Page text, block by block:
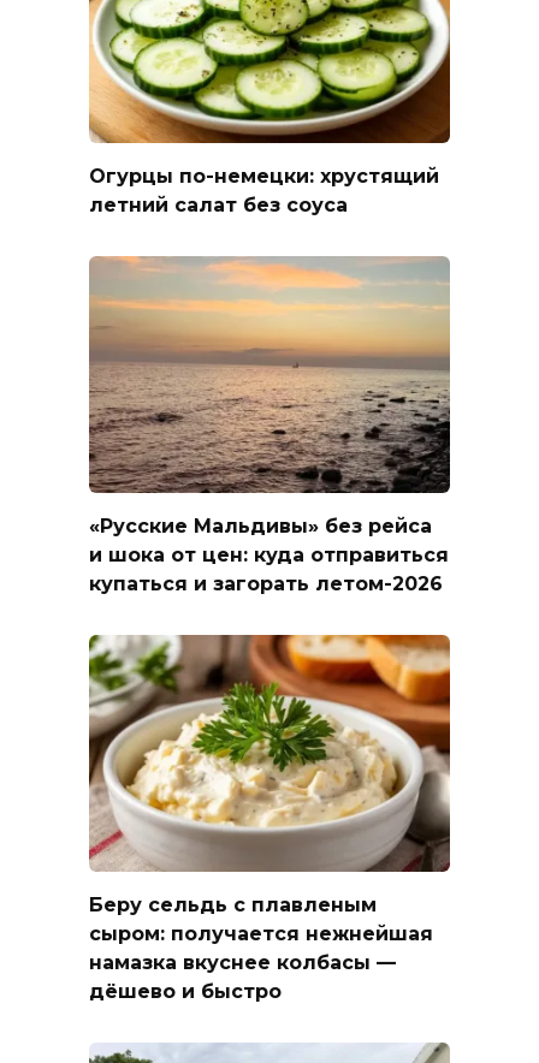
Огурцы по-немецки: хрустящий
летний салат без соуса
«Русские Мальдивы» без рейса
и шока от цен: куда отправиться
купаться и загорать летом-2026
Беру сельдь с плавленым
сыром: получается нежнейшая
намазка вкуснее колбасы —
дёшево и быстро